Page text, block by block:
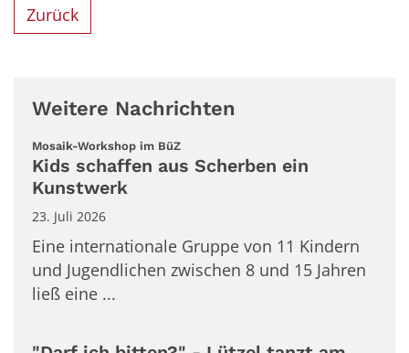
Zurück
Weitere Nachrichten
Mosaik-Workshop im BüZ:
Kids schaffen aus Scherben ein
Kunstwerk
23. Juli 2026
Eine internationale Gruppe von 11 Kindern
und Jugendlichen zwischen 8 und 15 Jahren
ließ eine ...